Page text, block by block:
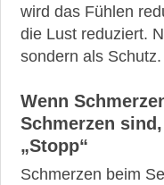
wird das Fühlen
die Lust reduziert.
sondern als Schutz.
Wenn
Schmerzen
„Stopp“
Schmerzen beim